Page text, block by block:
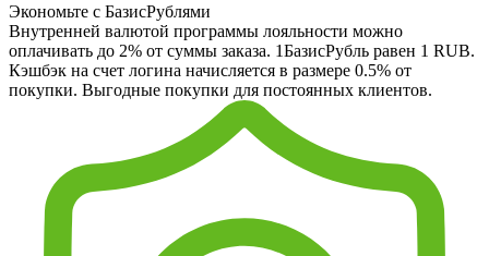
Экономьте с БазисРублями
Внутренней валютой программы лояльности можно
оплачивать до 2% от суммы заказа. 1БазисРубль равен 1 RUB.
Кэшбэк на счет логина начисляется в размере 0.5% от
покупки. Выгодные покупки для постоянных клиентов.